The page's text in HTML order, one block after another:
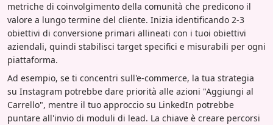
metriche di coinvolgimento della comunità che predicono il
valore a lungo termine del cliente. Inizia identificando 2-3
obiettivi di conversione primari allineati con i tuoi obiettivi
aziendali, quindi stabilisci target specifici e misurabili per ogni
piattaforma.
Ad esempio, se ti concentri sull'e-commerce, la tua strategia
su Instagram potrebbe dare priorità alle azioni "Aggiungi al
Carrello", mentre il tuo approccio su LinkedIn potrebbe
puntare all'invio di moduli di lead. La chiave è creare percorsi